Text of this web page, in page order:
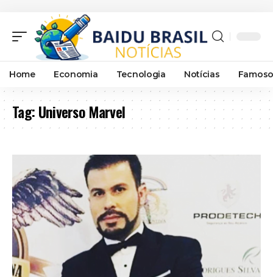
Home Economia Tecnologia Notícias
Tag:Universo Marvel